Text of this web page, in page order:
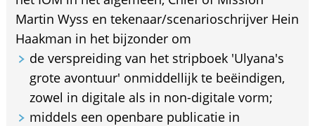
Martin Wyss en tekenaar/scenarioschrijver Hein
Haakman in het bijzonder om
de verspreiding van het stripboek 'Ulyana's
grote avontuur' onmiddellijk te beëindigen,
zowel in digitale als in non-digitale vorm;
middels een openbare publicatie in